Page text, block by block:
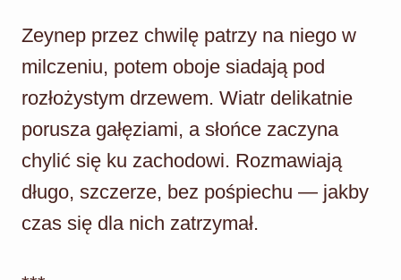
Zeynep przez chwilę patrzy na niego w
milczeniu, potem oboje siadają pod
rozłożystym drzewem. Wiatr delikatnie
porusza gałęziami, a słońce zaczyna
chylić się ku zachodowi. Rozmawiają
długo, szczerze, bez pośpiechu — jakby
czas się dla nich zatrzymał.